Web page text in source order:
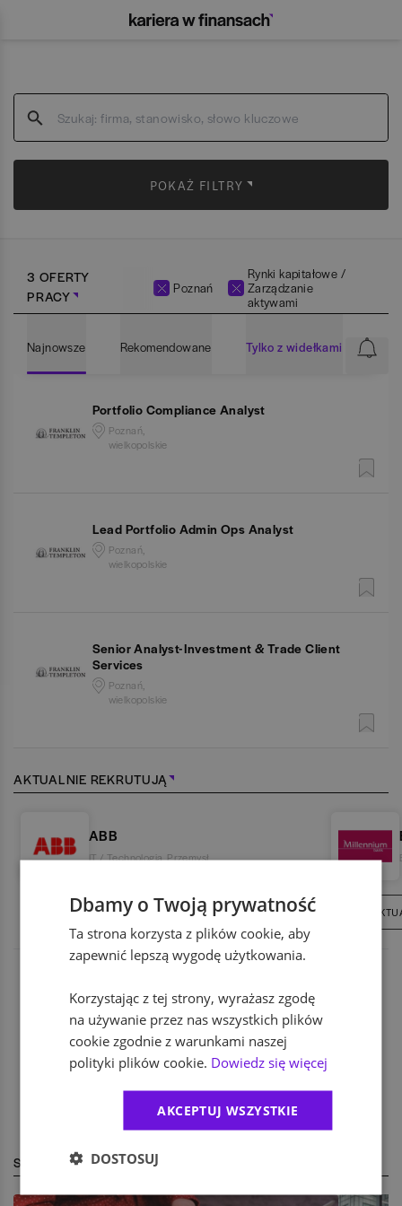
POKAŻ FILTRY
3 OFERTY
PRACY
Poznań
Rynki kapitałowe /
Zarządzanie
aktywami
Najnowsze Rekomendowane Tylko z widełkami
Portfolio Compliance Analyst
Poznań,
wielkopolskie
Lead Portfolio Admin Ops Analyst
Poznań,
wielkopolskie
Senior Analyst-Investment & Trade Client
Services
Poznań,
wielkopolskie
AKTUALNIE REKRUTUJĄ
ABB
IT / Technologia,Przemysł
AKTUALNYCH OFERT
STREFA EKSPERTA
Dbamy o Twoją prywatność
Ta strona korzysta z plików cookie, aby
zapewnić lepszą wygodę użytkowania.
Korzystając z tej strony, wyrażasz zgodę
na używanie przez nas wszystkich plików
cookie zgodnie z warunkami naszej
polityki plików cookie. Dowiedz się więcej
AKCEPTUJ WSZYSTKIE
DOSTOSUJ